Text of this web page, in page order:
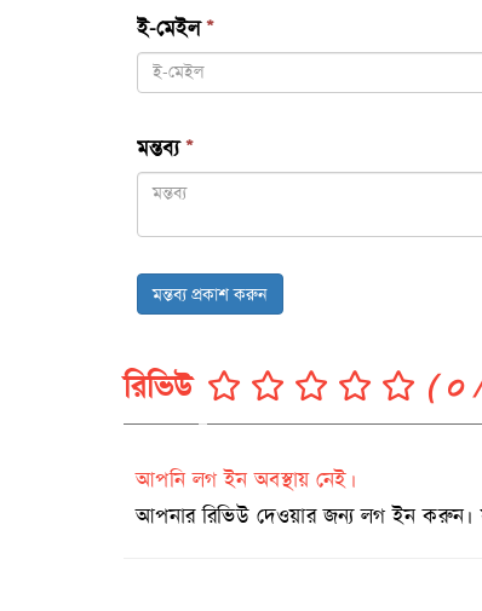
ই-মেইল*
মন্তব্য*
মন্তব্য প্রকাশ করুন
রিভিউ ( ০
আপনি লগ ইন অবস্থায় নেই।
আপনার রিভিউ দেওয়ার জন্য লগ ইন করুন।